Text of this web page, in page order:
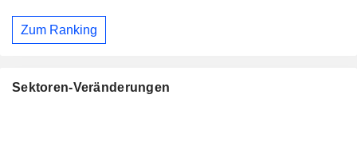
Zum Ranking
Sektoren-Veränderungen